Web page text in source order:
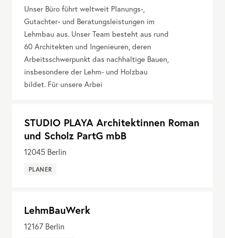
Unser Büro führt weltweit Planungs-,
Gutachter- und Beratungsleistungen im
Lehmbau aus. Unser Team besteht aus rund
60 Architekten und Ingenieuren, deren
Arbeitsschwerpunkt das nachhaltige Bauen,
insbesondere der Lehm- und Holzbau
bildet. Für unsere Arbei
STUDIO PLAYA Architektinnen Roman
und Scholz PartG mbB
12045 Berlin
PLANER
LehmBauWerk
12167 Berlin